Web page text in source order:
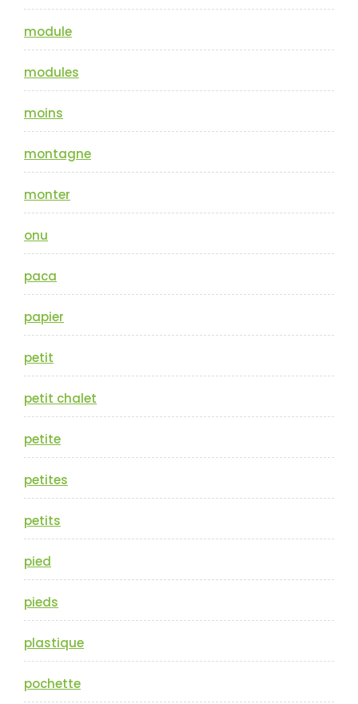
module
modules
moins
montagne
monter
onu
paca
papier
petit
petit chalet
petite
petites
petits
pied
pieds
plastique
pochette